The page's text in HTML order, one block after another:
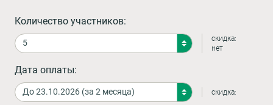
Количество участников:
скидка:
нет
Дата оплаты:
скидка: